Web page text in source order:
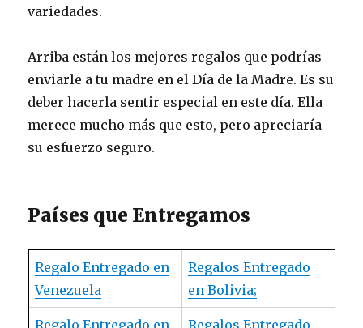
variedades.
Arriba están los mejores regalos que podrías
enviarle a tu madre en el Día de la Madre. Es su
deber hacerla sentir especial en este día. Ella
merece mucho más que esto, pero apreciaría
su esfuerzo seguro.
Países que Entregamos
Regalo Entregado en
Venezuela
Regalos Entregado
en Bolivia;
Regalo Entregado en
Regalos Entregado